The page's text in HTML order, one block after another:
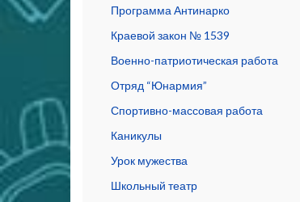
Программа Антинарко
Краевой закон № 1539
Военно-патриотическая работа
Отряд “Юнармия”
Спортивно-массовая работа
Каникулы
Урок мужества
Школьный театр